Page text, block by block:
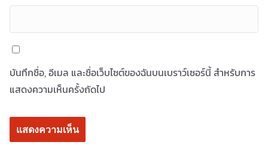
บันทึกชื่อ, อีเมล และชื่อเว็บไซต์ของฉันบนเบราว์เซอร์นี้ สำหรับการ
แสดงความเห็นครั้งถัดไป